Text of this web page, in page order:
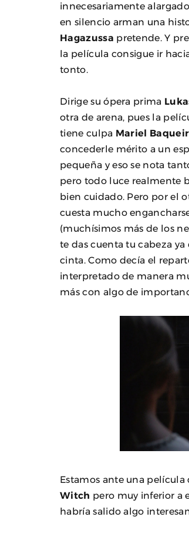
innecesariamente
en silencio arman una
Hagazussa pretende. Y
la película consigue ir
tonto.
Dirige su ópera prima
otra de arena, pues la
tiene culpa Mariel
concederle mérito a un
pequeña y eso se nota
pero todo luce realmente
bien cuidado. Pero por el
cuesta mucho
(muchísimos más de los
te das cuenta tu cabeza
cinta. Como decía el
interpretado de manera
más con algo de
Estamos ante una
Witch pero muy inferior a
habría salido algo